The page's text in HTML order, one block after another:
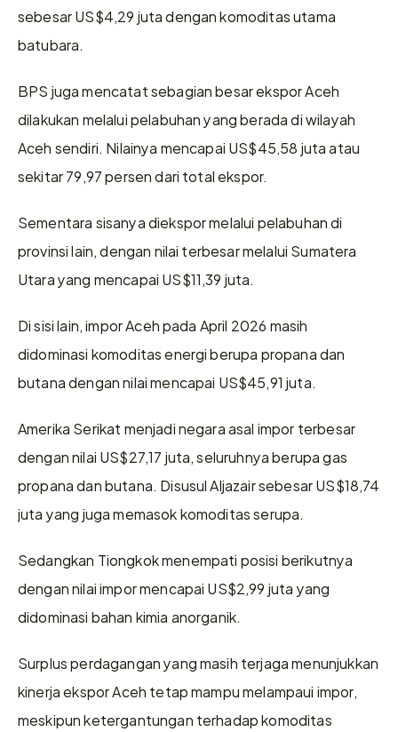
sebesar US$4,29 juta dengan komoditas utama
batubara.
BPS juga mencatat sebagian besar ekspor Aceh
dilakukan melalui pelabuhan yang berada di wilayah
Aceh sendiri. Nilainya mencapai US$45,58 juta atau
sekitar 79,97 persen dari total ekspor.
Sementara sisanya diekspor melalui pelabuhan di
provinsi lain, dengan nilai terbesar melalui Sumatera
Utara yang mencapai US$11,39 juta.
Di sisi lain, impor Aceh pada April 2026 masih
didominasi komoditas energi berupa propana dan
butana dengan nilai mencapai US$45,91 juta.
Amerika Serikat menjadi negara asal impor terbesar
dengan nilai US$27,17 juta, seluruhnya berupa gas
propana dan butana. Disusul Aljazair sebesar US$18,74
juta yang juga memasok komoditas serupa.
Sedangkan Tiongkok menempati posisi berikutnya
dengan nilai impor mencapai US$2,99 juta yang
didominasi bahan kimia anorganik.
Surplus perdagangan yang masih terjaga menunjukkan
kinerja ekspor Aceh tetap mampu melampaui impor,
meskipun ketergantungan terhadap komoditas